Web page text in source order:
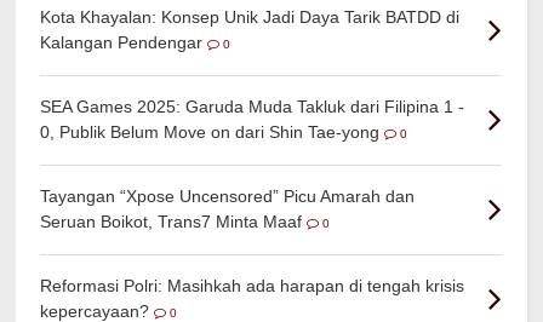
Kota Khayalan: Konsep Unik Jadi Daya Tarik BATDD di
Kalangan Pendengar
0
SEA Games 2025: Garuda Muda Takluk dari Filipina 1 -
0, Publik Belum Move on dari Shin Tae-yong
0
Tayangan “Xpose Uncensored” Picu Amarah dan
Seruan Boikot, Trans7 Minta Maaf
0
Reformasi Polri: Masihkah ada harapan di tengah krisis
kepercayaan?
0